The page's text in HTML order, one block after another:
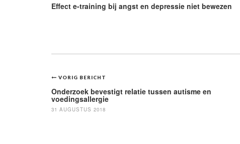
Effect e-training bij angst en depressie niet bewezen
Bericht
navigatie
VORIG BERICHT
Onderzoek bevestigt relatie tussen autisme en
voedingsallergie
31 AUGUSTUS 2018